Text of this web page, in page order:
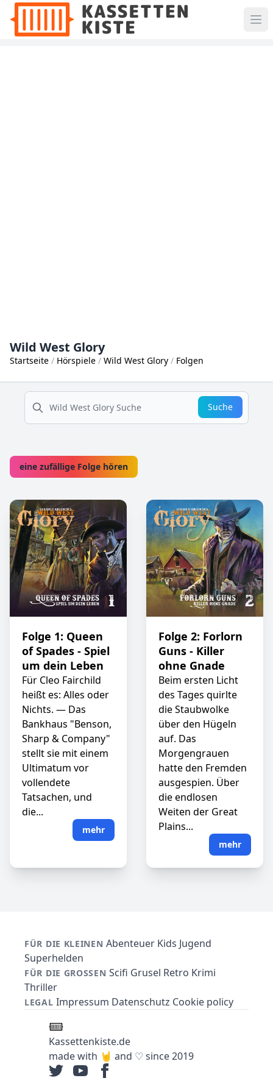
Wild West Glory
Startseite Hörspiele Wild West Glory Folgen
suche
Suche
eine zufällige Folge hören
Folge 1: Queen
of Spades - Spiel
um dein Leben
Für Cleo Fairchild
heißt es: Alles oder
Nichts. — Das
Bankhaus "Benson,
Sharp & Company"
stellt sie mit einem
Ultimatum vor
vollendete
Tatsachen, und
die...
mehr
Folge 2: Forlorn
Guns - Killer
ohne Gnade
Beim ersten Licht
des Tages quirlte
die Staubwolke
über den Hügeln
auf. Das
Morgengrauen
hatte den Fremden
ausgespien. Über
die endlosen
Weiten der Great
Plains...
mehr
FÜR DIE KLEINEN Abenteuer Kids Jugend
Superhelden
FÜR DIE GROSSEN Scifi Grusel Retro Krimi
Thriller
LEGAL Impressum Datenschutz Cookie policy
Kassettenkiste.de
made with 🤘 and ♡ since 2019